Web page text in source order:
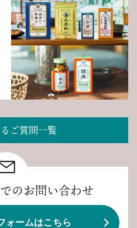
ご質問一覧
のお問い合わせ
ォームはこちら